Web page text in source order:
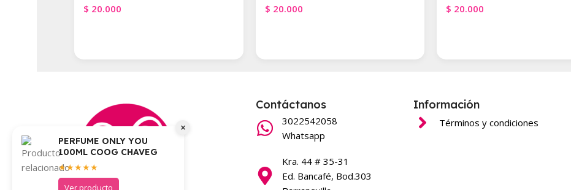
$ 20.000 $ 20.000 $ 20.000
Contáctanos
3022542058
Whatsapp
Kra. 44 # 35-31
Ed. Bancafé, Bod.303
Información
Términos y condiciones
×
PERFUME ONLY YOU
100ML COOG CHAVEG
★★★★★
Ver producto